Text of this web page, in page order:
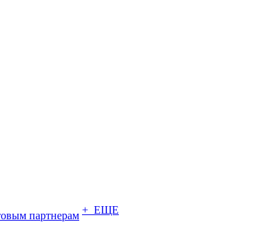
партнерам + ЕЩЕ